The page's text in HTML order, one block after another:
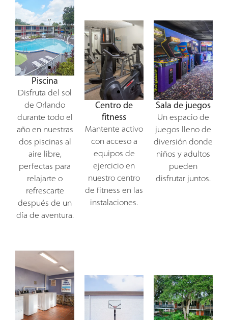
Piscina
Disfruta del sol
de Orlando
durante todo el
año en nuestras
dos piscinas al
aire libre,
perfectas para
relajarte o
refrescarte
después de un
día de aventura.
Centro de
fitness
Mantente activo
con acceso a
equipos de
ejercicio en
nuestro centro
de fitness en las
instalaciones.
Sala de juegos
Un espacio de
juegos lleno de
diversión donde
niños y adultos
pueden
disfrutar juntos.